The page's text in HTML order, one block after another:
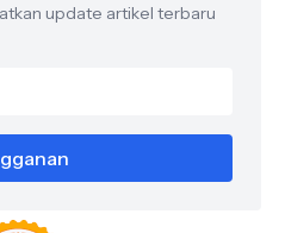
update artikel terbaru